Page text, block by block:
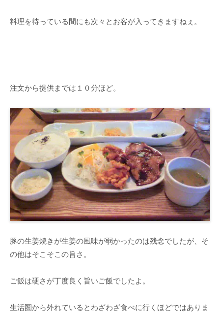
料理を待っている間にも次々とお客が入ってきますねぇ。
注文から提供までは１０分ほど。
豚の生姜焼きが生姜の風味が弱かったのは残念でしたが、そ
の他はそこそこの旨さ。
ご飯は硬さが丁度良く旨いご飯でしたよ。
生活圏から外れているとわざわざ食べに行くほどではありま